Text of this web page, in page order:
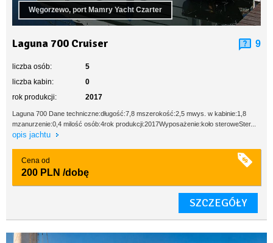
Węgorzewo, port Mamry Yacht Czarter
Laguna 700 Cruiser 9
liczba osób:
5
liczba kabin:
0
rok produkcji:
2017
Laguna 700 Dane techniczne:długość:7,8 mszerokość:2,5 mwys. w kabinie:1,8
mzanurzenie:0,4 milość osób:4rok produkcji:2017Wyposażenie:koło steroweSter...
opis jachtu
Cena od
200 PLN /dobę
SZCZEGÓŁY